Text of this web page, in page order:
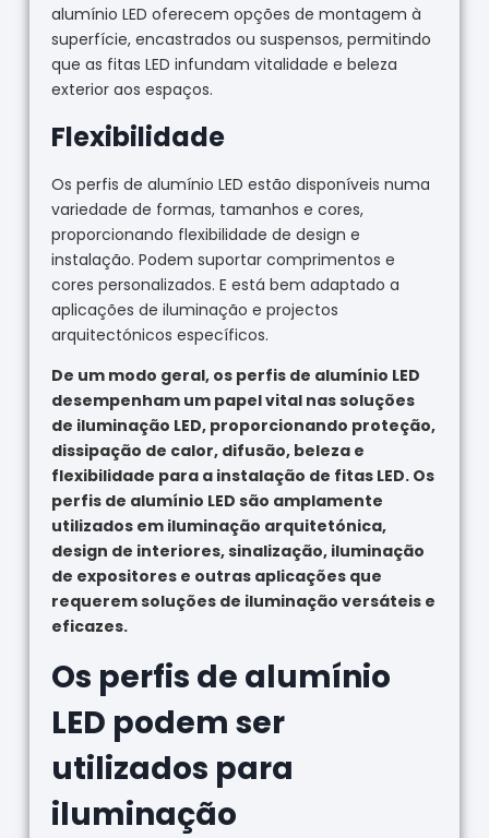
alumínio LED oferecem opções de montagem à
superfície, encastrados ou suspensos, permitindo
que as fitas LED infundam vitalidade e beleza
exterior aos espaços.
Flexibilidade
Os perfis de alumínio LED estão disponíveis numa
variedade de formas, tamanhos e cores,
proporcionando flexibilidade de design e
instalação. Podem suportar comprimentos e
cores personalizados. E está bem adaptado a
aplicações de iluminação e projectos
arquitectónicos específicos.
De um modo geral, os perfis de alumínio LED
desempenham um papel vital nas soluções
de iluminação LED, proporcionando proteção,
dissipação de calor, difusão, beleza e
flexibilidade para a instalação de fitas LED. Os
perfis de alumínio LED são amplamente
utilizados em iluminação arquitetónica,
design de interiores, sinalização, iluminação
de expositores e outras aplicações que
requerem soluções de iluminação versáteis e
eficazes.
Os perfis de alumínio
LED podem ser
utilizados para
iluminação